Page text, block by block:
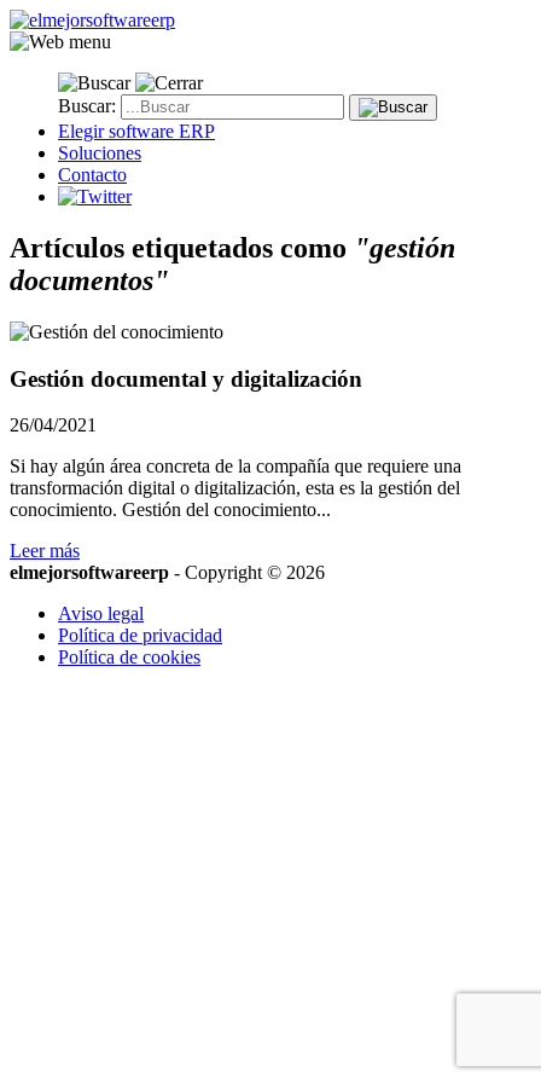
Buscar:
Elegir software ERP
Soluciones
Contacto
Artículos etiquetados como "gestión
documentos"
Gestión documental y digitalización
26/04/2021
Si hay algún área concreta de la compañía que requiere una
transformación digital o digitalización, esta es la gestión del
conocimiento. Gestión del conocimiento...
Leer más
elmejorsoftwareerp - Copyright © 2026
Aviso legal
Política de privacidad
Política de cookies